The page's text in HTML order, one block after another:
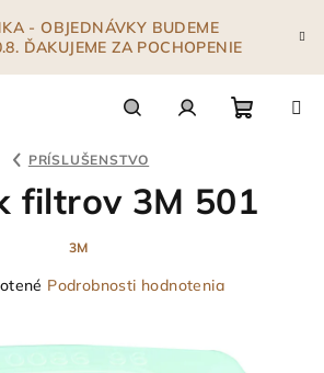
- OBJEDNÁVKY BUDEME
ĎAKUJEME ZA POCHOPENIE
košík
PRÍSLUŠENSTVO
filtrov 3M 501
3M
Podrobnosti hodnotenia